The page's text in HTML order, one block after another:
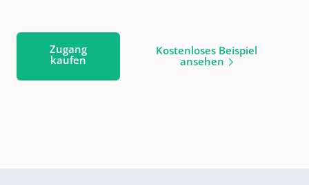
Zugang
kaufen
Kostenloses Beispiel
ansehen